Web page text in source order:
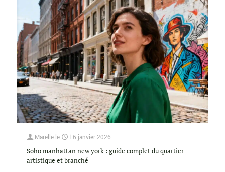
Marelle le 16 janvier 2026
Soho manhattan new york : guide complet du quartier
artistique et branché